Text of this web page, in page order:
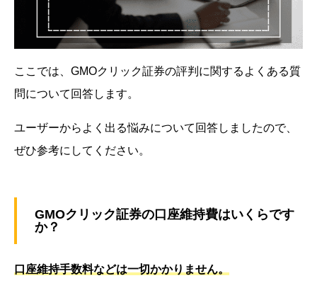
ここでは、GMOクリック証券の評判に関するよくある質
問について回答します。
ユーザーからよく出る悩みについて回答しましたので、
ぜひ参考にしてください。
GMOクリック証券の口座維持費はいくらです
か？
口座維持手数料などは一切かかりません。